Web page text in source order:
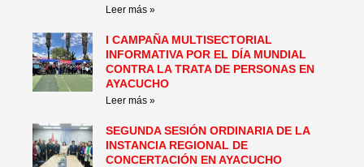
Leer más »
I CAMPAÑA MULTISECTORIAL
INFORMATIVA POR EL DÍA MUNDIAL
CONTRA LA TRATA DE PERSONAS EN
AYACUCHO
Leer más »
SEGUNDA SESIÓN ORDINARIA DE LA
INSTANCIA REGIONAL DE
CONCERTACIÓN EN AYACUCHO